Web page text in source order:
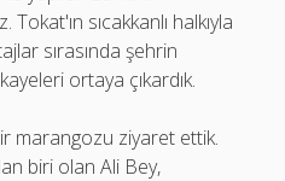
sıcakkanlı halkıyla
sırasında şehrin
ortaya çıkardık.
marangozu ziyaret ettik.
biri olan Ali Bey,